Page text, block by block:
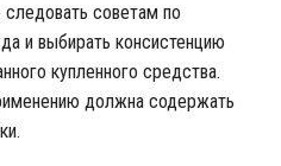
советам по
и выбирать консистенцию
купленного средства.
должна содержать